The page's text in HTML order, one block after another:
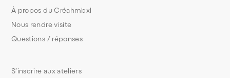
S’inscrire aux ateliers
À propos du Créahmbxl
Nous rendre visite
Questions / réponses